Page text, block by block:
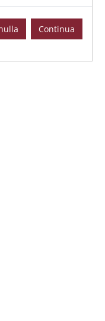
Continua